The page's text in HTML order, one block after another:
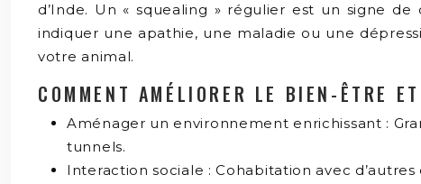
d’Inde. Un « squealing » régulier est un signe
indiquer une apathie, une maladie ou une
votre animal.
COMMENT AMÉLIORER LE BIEN-ÊTRE
Aménager un environnement enrichissant :
tunnels.
Interaction sociale : Cohabitation avec